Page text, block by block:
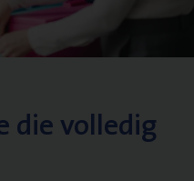
die volledig